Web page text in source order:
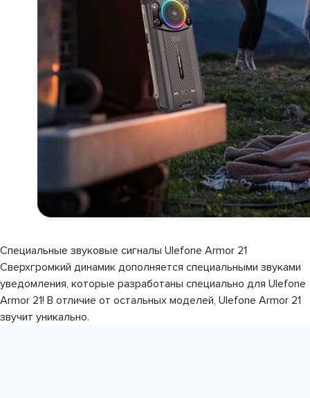
Специальные звуковые сигналы Ulefone Armor 21
Сверхгромкий динамик дополняется специальными звуками
уведомления, которые разработаны специально для Ulefone
Armor 21! В отличие от остальных моделей, Ulefone Armor 21
звучит уникально.